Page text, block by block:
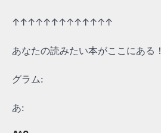
↑↑↑↑↑↑↑↑↑↑↑↑↑
あなたの読みたい本がここにある！
グラム:
あ: